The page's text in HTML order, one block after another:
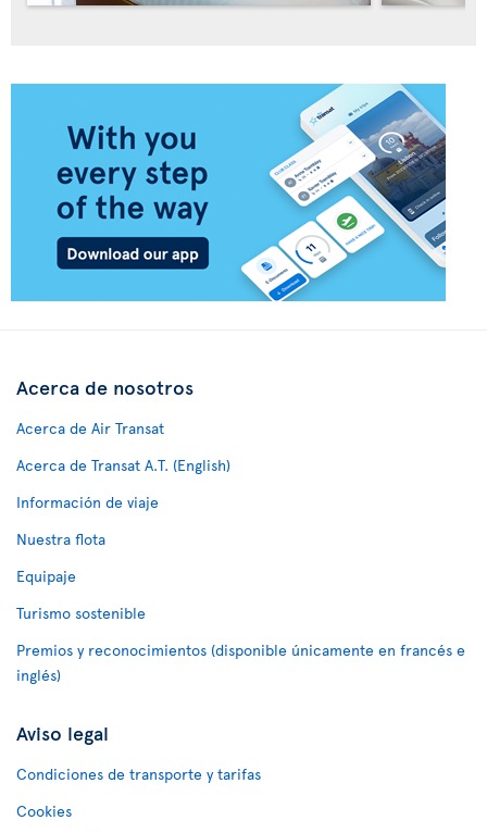
Acerca de nosotros
Acerca de Air Transat
Acerca de Transat A.T. (English)
Información de viaje
Nuestra flota
Equipaje
Turismo sostenible
Premios y reconocimientos (disponible únicamente en francés e
inglés)
Aviso legal
Condiciones de transporte y tarifas
Cookies